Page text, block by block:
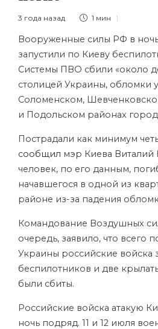
3 года назад 1 мин
Вооруженные силы РФ в
запустили по Киеву
Системы ПВО сбили «около
столицей Украины, обломки
Соломенском,
и Подольском районах
Пострадали как минимум
сообщил мэр Киева Виталий
человек, по его данным,
начавшегося в одной из
районе из-за падения
Командование Воздушных
очередь, заявило, что всего
Украины российские войска
беспилотников и две
были сбиты.
Российские войска атакую
ночь подряд. 11 и 12 июля